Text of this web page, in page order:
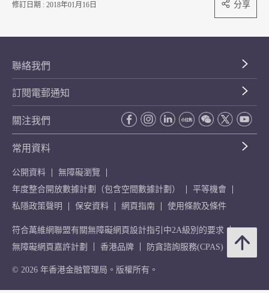
修訂日期 : 2018年01月16日 分享
聯絡我們
訂閱電郵通知
關注我們
常用資料
公開資料
無障礙瀏覽
年度整合開放數據計劃（包含空間數據計劃）
平等機會
私隱政策聲明
保安資料 網頁指南 使用條款及條件
符合萬維網聯盟有關無障礙網頁設計指引中2A級別的要求
無障礙網頁嘉許計劃
香港品牌 防貪諮詢服務(CPAS)
© 2026 年香港金融管理局。版權所有。